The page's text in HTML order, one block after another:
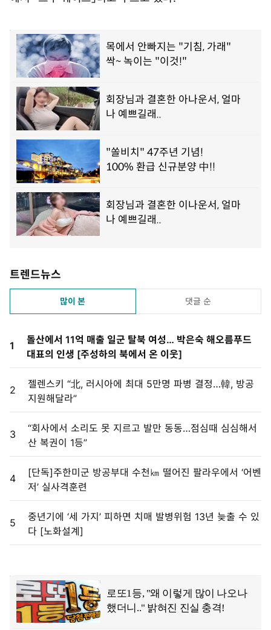
트렌드뉴스
많이 본 댓글 순
1
돌산에서 11억 매출 일군 탈북 여성… 박은숙 해오름푸드
대표의 인생 [주성하의 북에서 온 이웃]
2
젤렌스키 “北, 러시아에 최대 5만명 파병 결정…韓, 방공
지원해달라”
3
“회사에서 소리도 못 지르고 발만 동동…점심때 심심해서
산 복권이 1등”
4
[단독]주한미군 방공부대 수천㎞ 떨어진 팔라우에서 ‘어벤
저’ 실사격훈련
5
중년기에 ‘세 가지’ 피하면 치매 발병위험 13년 늦출 수 있
다 [노화설계]